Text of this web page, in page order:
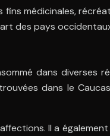
médicinales,
des pays
dans diverses
dans le
Il a